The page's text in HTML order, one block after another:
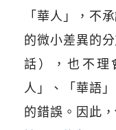
「華人」，不
的微小差異的
話），也不理
人」、「華語
的錯誤。因此